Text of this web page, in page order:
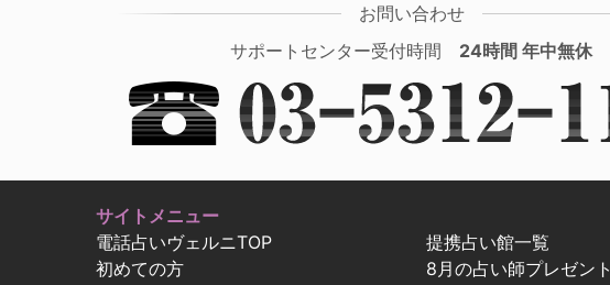
お問い合わせ
サポートセンター受付時間 24時間 年中無休
サイトメニュー
電話占いヴェルニTOP
初めての方
提携占い館一覧
8月の占い師プレゼント